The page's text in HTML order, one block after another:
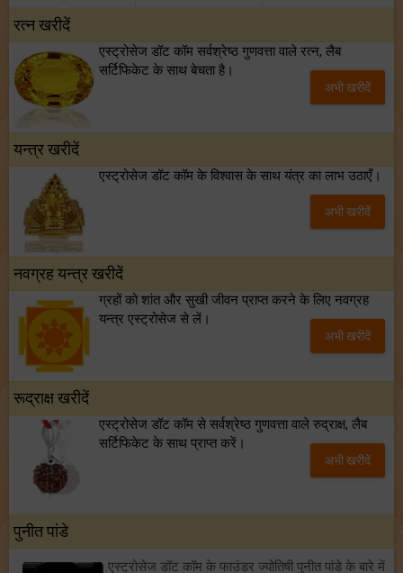
रत्न खरीदें
एस्ट्रोसेज डॉट कॉम सर्वश्रेष्ठ गुणवत्ता वाले रत्न, लैब
सर्टिफिकेट के साथ बेचता है।
अभी खरीदें
यन्त्र खरीदें
एस्ट्रोसेज डॉट कॉम के विश्वास के साथ यंत्र का लाभ उठाएँ।
अभी खरीदें
नवग्रह यन्त्र खरीदें
ग्रहों को शांत और सुखी जीवन प्राप्त करने के लिए नवग्रह
यन्त्र एस्ट्रोसेज से लें।
अभी खरीदें
रूद्राक्ष खरीदें
एस्ट्रोसेज डॉट कॉम से सर्वश्रेष्ठ गुणवत्ता वाले रुद्राक्ष, लैब
सर्टिफिकेट के साथ प्राप्त करें।
अभी खरीदें
पुनीत पांडे
एस्ट्रोसेज डॉट कॉम के फाउंडर ज्योतिषी पुनीत पांडे के बारे में